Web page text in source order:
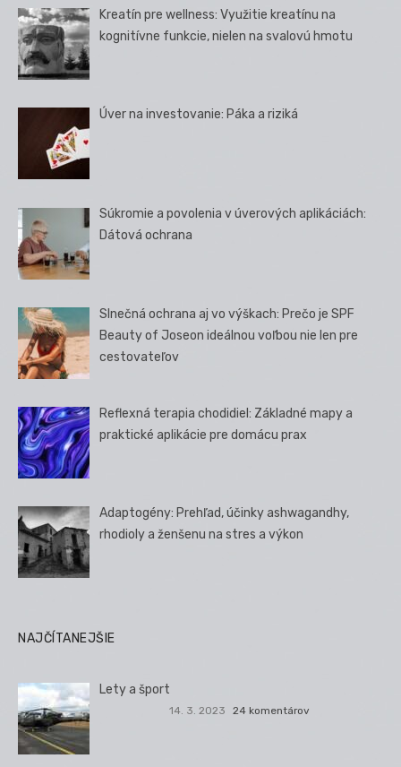
Kreatín pre wellness: Využitie kreatínu na
kognitívne funkcie, nielen na svalovú hmotu
Úver na investovanie: Páka a riziká
Súkromie a povolenia v úverových aplikáciách:
Dátová ochrana
Slnečná ochrana aj vo výškach: Prečo je SPF
Beauty of Joseon ideálnou voľbou nie len pre
cestovateľov
Reflexná terapia chodidiel: Základné mapy a
praktické aplikácie pre domácu prax
Adaptogény: Prehľad, účinky ashwagandhy,
rhodioly a ženšenu na stres a výkon
NAJČÍTANEJŠIE
Lety a šport
14. 3. 2023 24 komentárov